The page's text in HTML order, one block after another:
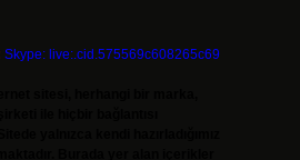
Skype: live:.cid.575569c608265c69